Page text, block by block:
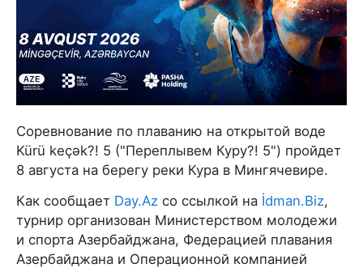
Соревнование по плаванию на открытой воде
Kürü keçək?! 5 ("Переплывем Куру?! 5") пройдет
8 августа на берегу реки Кура в Мингячевире.
Как сообщает Day.Az со ссылкой на İdman.Biz,
турнир организован Министерством молодежи
и спорта Азербайджана, Федерацией плавания
Азербайджана и Операционной компанией